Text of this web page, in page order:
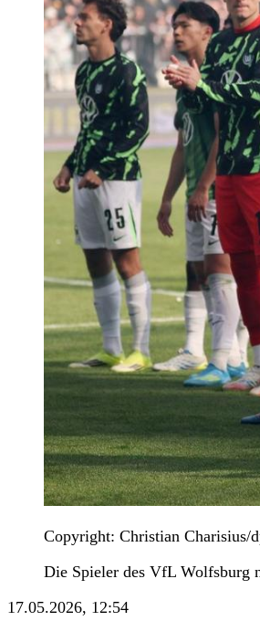
Copyright: Christian Charisius/
Die Spieler des VfL Wolfsburg
17.05.2026, 12:54